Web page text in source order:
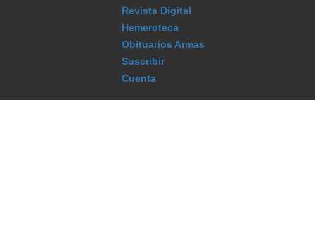
Revista Digital
Hemeroteca
Obituarios Armas
Suscribir
Cuenta